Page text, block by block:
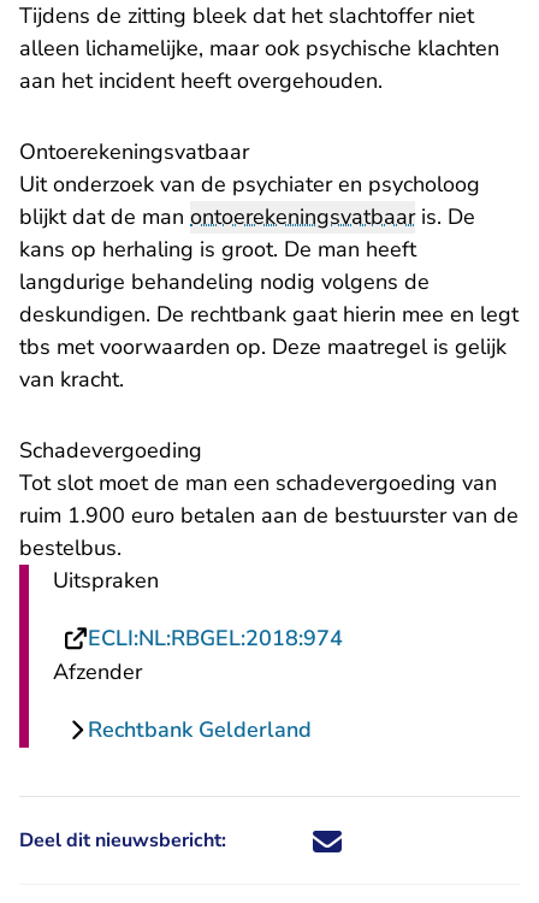
Tijdens de zitting bleek dat het slachtoffer niet
alleen lichamelijke, maar ook psychische klachten
aan het incident heeft overgehouden.
Ontoerekeningsvatbaar
Uit onderzoek van de psychiater en psycholoog
blijkt dat de man ontoerekeningsvatbaaris. De
kans op herhaling is groot. De man heeft
langdurige behandeling nodig volgens de
deskundigen. De rechtbank gaat hierin mee en legt
tbs met voorwaarden op. Deze maatregel is gelijk
van kracht.
Schadevergoeding
Tot slot moet de man een schadevergoeding van
ruim 1.900 euro betalen aan de bestuurster van de
bestelbus.
Uitspraken
ECLI:NL:RBGEL:2018:974- U verlaat
Afzender
Rechtbank Gelderland
Deel dit nieuwsbericht: Deel dit nieuwsbericht via X -
Deel dit nieuwsbericht via
Deel dit nieuwsbericht
Deel dit